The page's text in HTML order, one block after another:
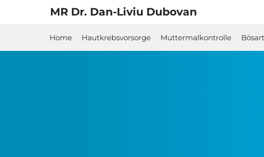
MR Dr. Dan-Liviu Dubovan
Home Hautkrebsvorsorge Muttermalkontrolle